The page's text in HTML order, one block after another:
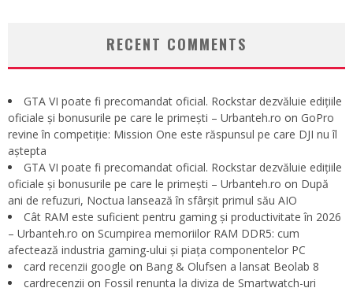
RECENT COMMENTS
GTA VI poate fi precomandat oficial. Rockstar dezvăluie edițiile
oficiale și bonusurile pe care le primești – Urbanteh.ro on GoPro
revine în competiție: Mission One este răspunsul pe care DJI nu îl
aștepta
GTA VI poate fi precomandat oficial. Rockstar dezvăluie edițiile
oficiale și bonusurile pe care le primești – Urbanteh.ro on După
ani de refuzuri, Noctua lansează în sfârșit primul său AIO
Cât RAM este suficient pentru gaming și productivitate în 2026
– Urbanteh.ro on Scumpirea memoriilor RAM DDR5: cum
afectează industria gaming-ului și piața componentelor PC
card recenzii google on Bang & Olufsen a lansat Beolab 8
cardrecenzii on Fossil renunta la diviza de Smartwatch-uri